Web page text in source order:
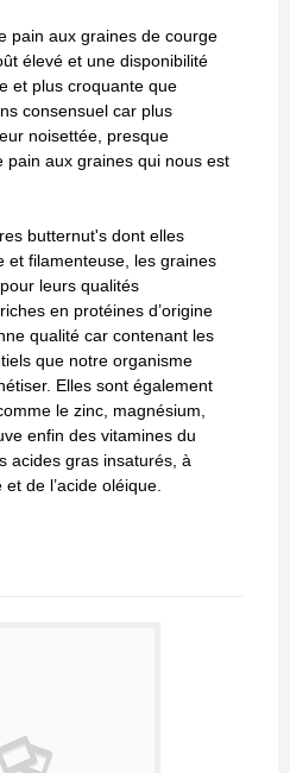
pain aux graines de courge
élevé et une disponibilité
et plus croquante que
consensuel car plus
noisettée, presque
pain aux graines qui nous est
butternut's dont elles
et filamenteuse, les graines
leurs qualités
en protéines d’origine
qualité car contenant les
que notre organisme
Elles sont également
le zinc, magnésium,
enfin des vitamines du
acides gras insaturés, à
de l’acide oléique.